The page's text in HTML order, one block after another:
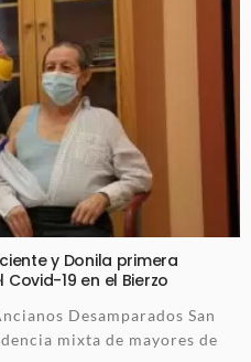
y Donila primera
19 en el Bierzo
Desamparados San
mixta de mayores de